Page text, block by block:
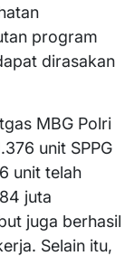
program
dirasakan
MBG Polri
unit SPPG
unit telah
juta
juga berhasil
Selain itu,